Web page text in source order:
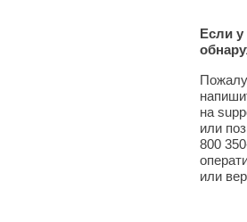
Если
на
или
800
или